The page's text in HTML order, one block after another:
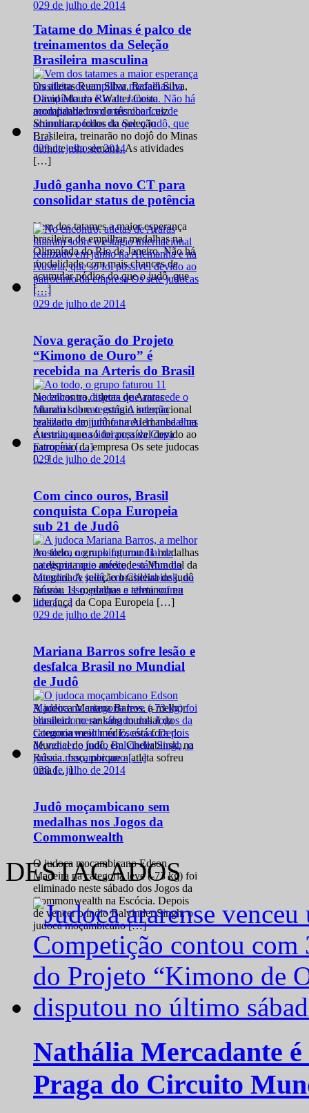
029 de julho de 2014
Tatame do Minas é palco de
treinamentos da Seleção
Brasileira masculina
Os atletas Ruan Silva, Rafael Silva,
David Moura e Walter Costa
acompanhados do técnico Luiz
Shinohara, todos da Seleção
Brasileira, treinarão no dojô do Minas
durante esta semana. As atividades
[…]
029 de julho de 2014
Judô ganha novo CT para
consolidar status de potência
Vem dos tatames a maior esperança
brasileira de empilhar medalhas na
Olimpíada do Rio de Janeiro. Não há
modalidade com mais chances de
acumular pódios do que o judô, que
[…]
029 de julho de 2014
Nova geração do Projeto
“Kimono de Ouro” é
recebida na Arteris do Brasil
No encontro, atletas de Araras
falaram sobre o estágio internacional
realizado em junho na Alemanha e na
Áustria, que só foi possível devido ao
patrocínio da empresa Os sete judocas
[…]
029 de julho de 2014
Com cinco ouros, Brasil
conquista Copa Europeia
sub 21 de Judô
Ao todo, o grupo faturou 11 medalhas
na disputa que antecede o Mundial da
categoria A seleção brasileira de judô
faturou 11 medalhas e terminou na
liderança da Copa Europeia […]
029 de julho de 2014
Mariana Barros sofre lesão e
desfalca Brasil no Mundial
de Judô
A judoca Mariana Barros, a melhor
brasileira no ranking mundial da
categoria meio médio, está fora do
Mundial de judô, em Cheliabinsk, na
Rússia. Isso, porque a atleta sofreu
uma […]
028 de julho de 2014
Judô moçambicano sem
medalhas nos Jogos da
Commonwealth
O judoca moçambicano Edson
Madeira na categoria leve (-73 kg) foi
eliminado neste sábado dos Jogos da
Commonwealth na Escócia. Depois
de vencer o índio Balvinder Singh, o
judoca moçambicano […]
DESTACADOS
Nathália Mercadante
Praga do Circuito